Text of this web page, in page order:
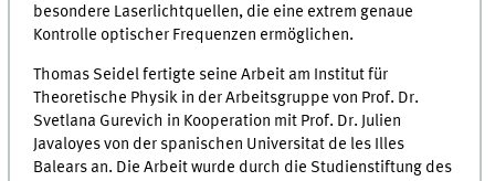
besondere Laserlichtquellen, die eine extrem genaue
Kontrolle optischer Frequenzen ermöglichen.
Thomas Seidel fertigte seine Arbeit am Institut für
Theoretische Physik in der Arbeitsgruppe von Prof. Dr.
Svetlana Gurevich in Kooperation mit Prof. Dr. Julien
Javaloyes von der spanischen Universitat de les Illes
Balears an. Die Arbeit wurde durch die Studienstiftung des